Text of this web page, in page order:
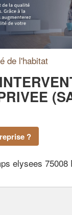
de l'habitat
?
elysees 75008